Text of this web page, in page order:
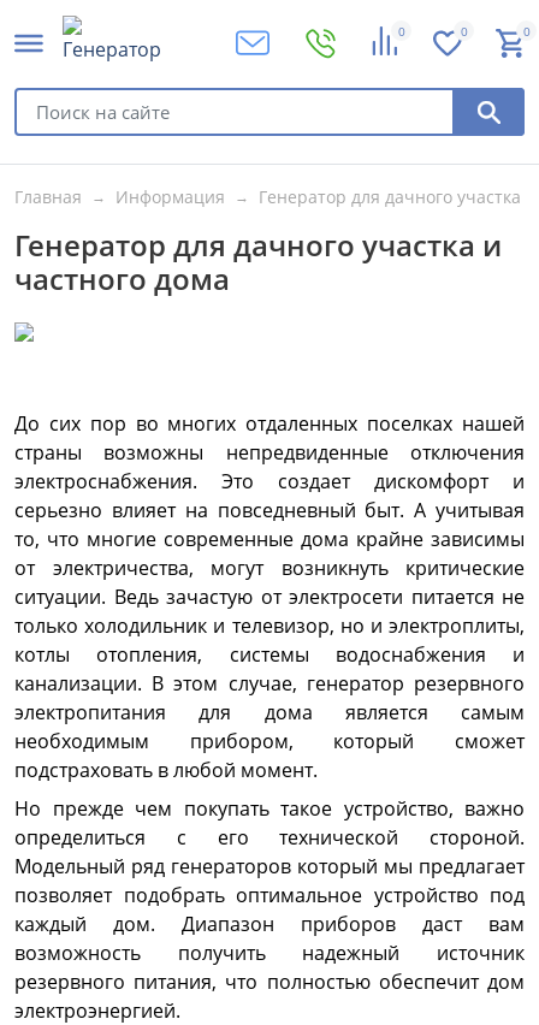
0 0 0
Главная Информация Генератор для дачного участка
Генератор для дачного участка и
частного дома
До сих пор во многих отдаленных поселках нашей
страны возможны непредвиденные отключения
электроснабжения. Это создает дискомфорт и
серьезно влияет на повседневный быт. А учитывая
то, что многие современные дома крайне зависимы
от электричества, могут возникнуть критические
ситуации. Ведь зачастую от электросети питается не
только холодильник и телевизор, но и электроплиты,
котлы отопления, системы водоснабжения и
канализации. В этом случае, генератор резервного
электропитания для дома является самым
необходимым прибором, который сможет
подстраховать в любой момент.
Но прежде чем покупать такое устройство, важно
определиться с его технической стороной.
Модельный ряд генераторов который мы предлагает
позволяет подобрать оптимальное устройство под
каждый дом. Диапазон приборов даст вам
возможность получить надежный источник
резервного питания, что полностью обеспечит дом
электроэнергией.